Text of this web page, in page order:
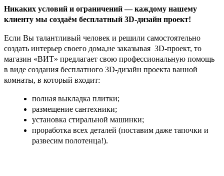
Никаких условий и ограничений — каждому нашему
клиенту мы создаём бесплатный 3D-дизайн проект!
Если Вы талантливый человек и решили самостоятельно
создать интерьер своего дома,не заказывая 3D-проект, то
магазин «ВИТ» предлагает свою профессиональную помощь
в виде создания бесплатного 3D-дизайн проекта ванной
комнаты, в который входит:
полная выкладка плитки;
размещение сантехники;
установка стиральной машинки;
проработка всех деталей (поставим даже тапочки и
развесим полотенца!).